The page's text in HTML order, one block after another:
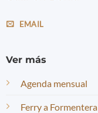
EMAIL
Ver más
Agenda mensual
Ferry a Formentera